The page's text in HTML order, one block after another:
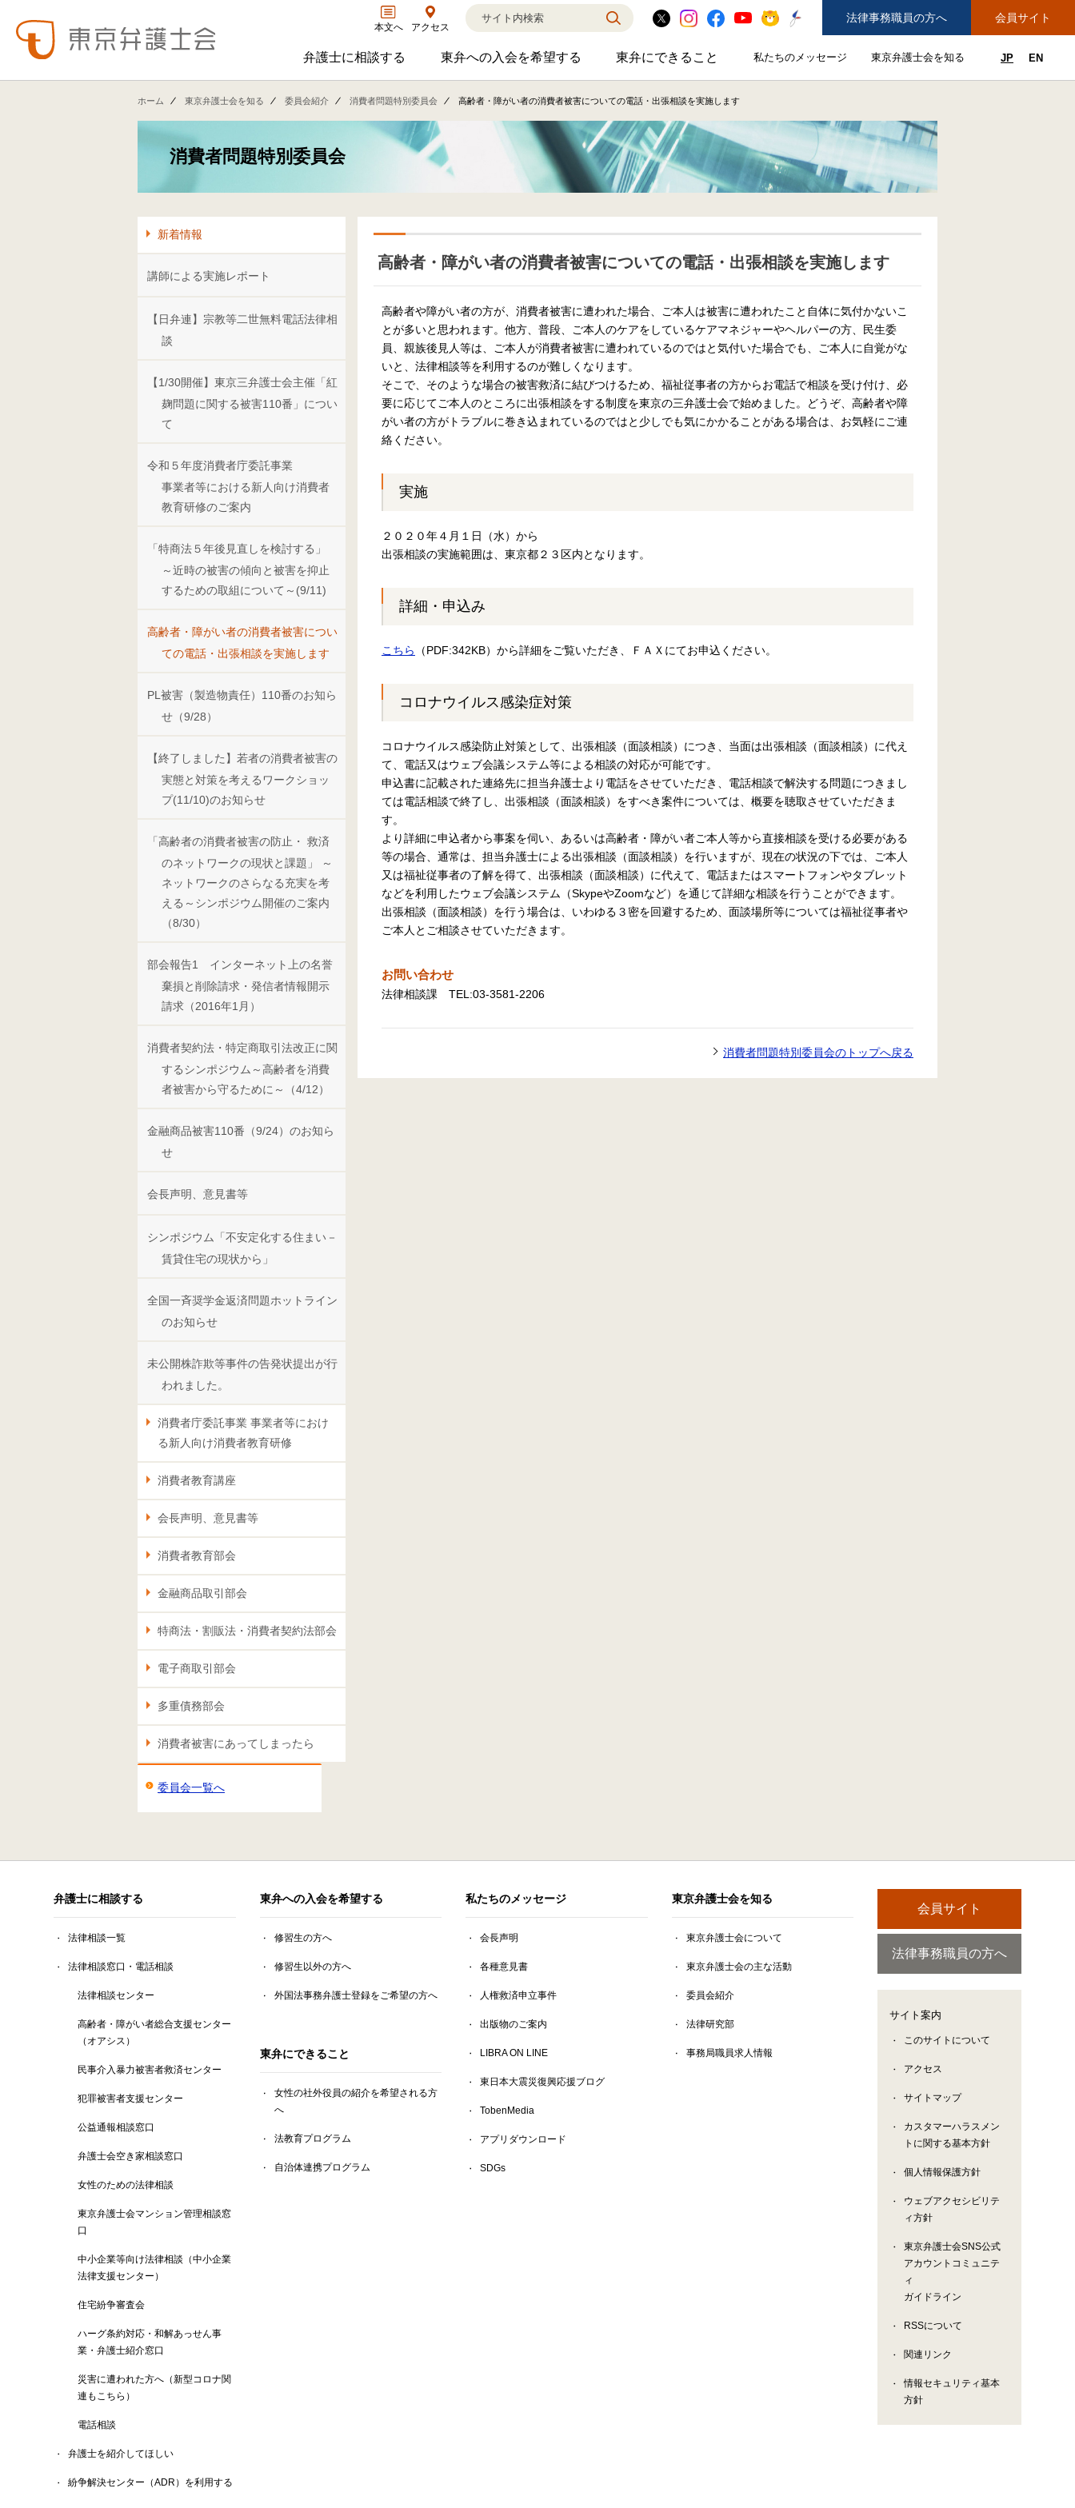
本文へ アクセス
法律事務職員の方へ 会員サイト
弁護士に相談する弁護士に相談するのサブメニューを開閉
東弁への入会を希望する東弁への入会を希望するのサブメニューを開閉
東弁にできること東弁にできることのサブメニューを開閉
私たちのメッセージ私たちのメッセージのサブメニューを開閉
東京弁護士会を知る東京弁護士会を知るのサブメニ
JP EN
ホーム 東京弁護士会を知る 委員会紹介 消費者問題特別委員会 高齢者・障がい者の消費者被害についての電話・出張相談を実施します
消費者問題特別委員会
新着情報
講師による実施レポート
【日弁連】宗教等二世無料電話法律相
談
【1/30開催】東京三弁護士会主催「紅
麹問題に関する被害110番」につい
て
令和５年度消費者庁委託事業
事業者等における新人向け消費者
教育研修のご案内
「特商法５年後見直しを検討する」
～近時の被害の傾向と被害を抑止
するための取組について～(9/11)
高齢者・障がい者の消費者被害につい
ての電話・出張相談を実施します
PL被害（製造物責任）110番のお知ら
せ（9/28）
【終了しました】若者の消費者被害の
実態と対策を考えるワークショッ
プ(11/10)のお知らせ
「高齢者の消費者被害の防止・ 救済
のネットワークの現状と課題」 ～
ネットワークのさらなる充実を考
える～シンポジウム開催のご案内
（8/30）
部会報告1 インターネット上の名誉
棄損と削除請求・発信者情報開示
請求（2016年1月）
消費者契約法・特定商取引法改正に関
するシンポジウム～高齢者を消費
者被害から守るために～（4/12）
金融商品被害110番（9/24）のお知ら
せ
会長声明、意見書等
シンポジウム「不安定化する住まい－
賃貸住宅の現状から」
全国一斉奨学金返済問題ホットライン
のお知らせ
未公開株詐欺等事件の告発状提出が行
われました。
消費者庁委託事業 事業者等におけ
る新人向け消費者教育研修
消費者教育講座
会長声明、意見書等
消費者教育部会
金融商品取引部会
特商法・割販法・消費者契約法部会
電子商取引部会
多重債務部会
消費者被害にあってしまったら
委員会一覧へ
高齢者・障がい者の消費者被害についての電話・出張相談を実施します
高齢者や障がい者の方が、消費者被害に遭われた場合、ご本人は被害に遭われたこと自体に気付かないこ
とが多いと思われます。他方、普段、ご本人のケアをしているケアマネジャーやヘルパーの方、民生委
員、親族後見人等は、ご本人が消費者被害に遭われているのではと気付いた場合でも、ご本人に自覚がな
いと、法律相談等を利用するのが難しくなります。
そこで、そのような場合の被害救済に結びつけるため、福祉従事者の方からお電話で相談を受け付け、必
要に応じてご本人のところに出張相談をする制度を東京の三弁護士会で始めました。どうぞ、高齢者や障
がい者の方がトラブルに巻き込まれているのではと少しでも気にかかることがある場合は、お気軽にご連
絡ください。
実施
２０２０年４月１日（水）から
出張相談の実施範囲は、東京都２３区内となります。
詳細・申込み
こちら （PDF:342KB）から詳細をご覧いただき、ＦＡＸにてお申込ください。
コロナウイルス感染症対策
コロナウイルス感染防止対策として、出張相談（面談相談）につき、当面は出張相談（面談相談）に代え
て、電話又はウェブ会議システム等による相談の対応が可能です。
申込書に記載された連絡先に担当弁護士より電話をさせていただき、電話相談で解決する問題につきまし
ては電話相談で終了し、出張相談（面談相談）をすべき案件については、概要を聴取させていただきま
す。
より詳細に申込者から事案を伺い、あるいは高齢者・障がい者ご本人等から直接相談を受ける必要がある
等の場合、通常は、担当弁護士による出張相談（面談相談）を行いますが、現在の状況の下では、ご本人
又は福祉従事者の了解を得て、出張相談（面談相談）に代えて、電話またはスマートフォンやタブレット
などを利用したウェブ会議システム（SkypeやZoomなど）を通じて詳細な相談を行うことができます。
出張相談（面談相談）を行う場合は、いわゆる３密を回避するため、面談場所等については福祉従事者や
ご本人とご相談させていただきます。
お問い合わせ
法律相談課 TEL:03-3581-2206
消費者問題特別委員会のトップへ戻る
弁護士に相談する
法律相談一覧
法律相談窓口・電話相談
法律相談センター
高齢者・障がい者総合支援センター
（オアシス）
民事介入暴力被害者救済センター
犯罪被害者支援センター
公益通報相談窓口
弁護士会空き家相談窓口
女性のための法律相談
東京弁護士会マンション管理相談窓
口
中小企業等向け法律相談（中小企業
法律支援センター）
住宅紛争審査会
ハーグ条約対応・和解あっせん事
業・弁護士紹介窓口
災害に遭われた方へ（新型コロナ関
連もこちら）
電話相談
弁護士を紹介してほしい
紛争解決センター（ADR）を利用する
東弁への入会を希望する
修習生の方へ
修習生以外の方へ
外国法事務弁護士登録をご希望の方へ
東弁にできること
女性の社外役員の紹介を希望される方
へ
法教育プログラム
自治体連携プログラム
私たちのメッセージ
会長声明
各種意見書
人権救済申立事件
出版物のご案内
LIBRA ON LINE
東日本大震災復興応援ブログ
TobenMedia
アプリダウンロード
SDGs
東京弁護士会を知る
東京弁護士会について
東京弁護士会の主な活動
委員会紹介
法律研究部
事務局職員求人情報
会員サイト
法律事務職員の方へ
サイト案内
このサイトについて
アクセス
サイトマップ
カスタマーハラスメン
トに関する基本方針
個人情報保護方針
ウェブアクセシビリテ
ィ方針
東京弁護士会SNS公式
アカウントコミュニテ
ィ
ガイドライン
RSSについて
関連リンク
情報セキュリティ基本
方針